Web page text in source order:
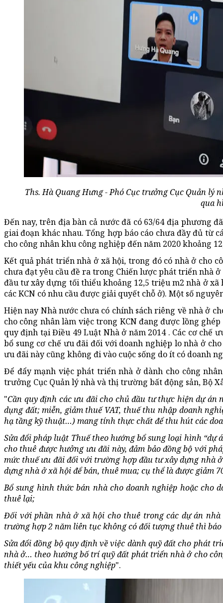
Ths. Hà Quang Hưng - Phó Cục trưởng Cục Quản
qua
Đến nay, trên địa bàn cả nước đã có 63/64 địa phương
giai đoạn khác nhau. Tổng hợp báo cáo chưa đầy đủ từ
cho công nhân khu công nghiệp đến năm 2020 khoảng
Kết quả phát triển nhà ở xã hội, trong đó có nhà ở cho
chưa đạt yêu cầu đề ra trong Chiến lược phát triển nhà
đầu tư xây dựng tối thiểu khoảng 12,5 triệu m2 nhà ở
các KCN có nhu cầu được giải quyết chỗ ở). Một số
Hiện nay Nhà nước chưa có chính sách riêng về nhà ở
cho công nhân làm việc trong KCN đang được lồng
quy định tại Điều 49 Luật Nhà ở năm 2014 . Các cơ
bổ sung cơ chế ưu đãi đối với doanh nghiệp lo nhà ở
ưu đãi này cũng không đi vào cuộc sống do ít có doanh
Để đẩy mạnh việc phát triển nhà ở dành cho công
trưởng Cục Quản lý nhà và thị trường bất động sản, Bộ
"Cần quy định các ưu đãi cho chủ đầu tư thực hiện dự
dụng đất; miễn, giảm thuế VAT, thuế thu nhập doanh
hạ tầng kỹ thuật…) mang tính thực chất để thu hút các
Sửa đổi pháp luật Thuế theo hướng bổ sung loại hình “dự
cho thuê được hưởng ưu đãi này, đảm bảo đồng bộ với
mức thuế ưu đãi đối với trường hợp đầu tư xây dựng nhà
dựng nhà ở xã hội để bán, thuê mua; cụ thể là được giảm
Bổ sung hình thức bán nhà cho doanh nghiệp hoặc cho
thuê lại;
Đối với phần nhà ở xã hội cho thuê trong các dự án
trường hợp 2 năm liên tục không có đối tượng thuê thì
Sửa đổi đồng bộ quy định về việc dành quỹ đất cho phát
nhà ở… theo hướng bố trí quỹ đất phát triển nhà ở cho
thiết yếu của khu công nghiệp".